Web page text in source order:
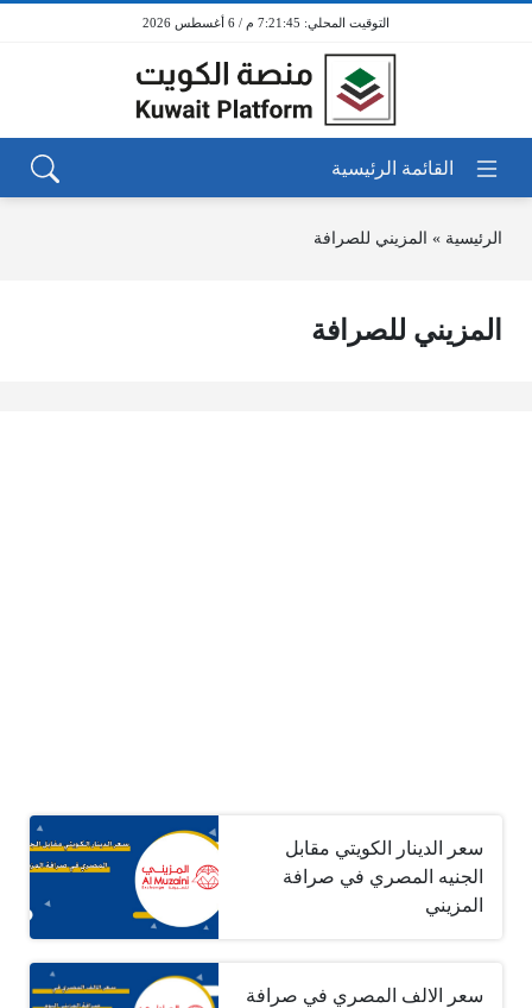
7:21:45 م / 6 أغسطس 2026
الرئيسية » المزيني للصرافة
المزيني للصرافة
سعر الدينار الكويتي مقابل
الجنيه المصري في صرافة
المزيني
سعر الالف المصري في صرافة